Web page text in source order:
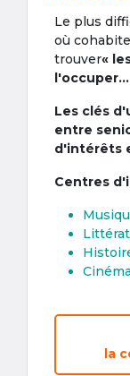
Le plus
où
trouver«
l'occuper...
Les clés
entre
d'intérêts
Centres
Cinéma
la